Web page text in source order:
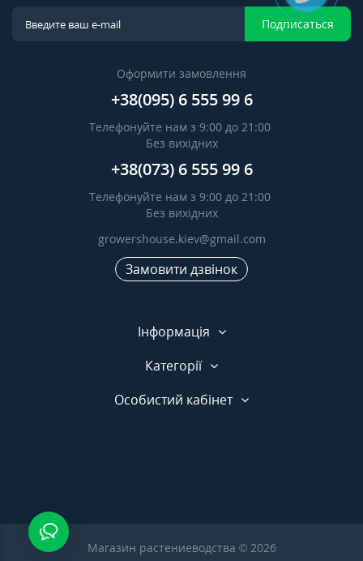
Подписаться
Оформити замовлення
+38(095) 6 555 99 6
Телефонуйте нам з 9:00 до 21:00
Без вихідних
+38(073) 6 555 99 6
Телефонуйте нам з 9:00 до 21:00
Без вихідних
growershouse.kiev@gmail.com
Замовити дзвінок
Інформація
Категорії
Особистий кабінет
Магазин растениеводства © 2026